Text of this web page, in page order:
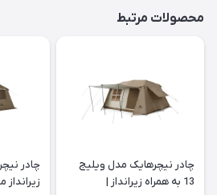
محصولات مرتبط
چادر نیچرهایک مدل ویلیج
13 به همراه زیرانداز |
چادر